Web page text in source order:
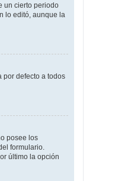
un cierto periodo
lo editó, aunque la
por defecto a todos
posee los
formulario.
último la opción